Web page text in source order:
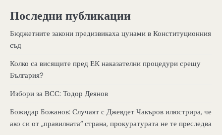
Последни публикации
Бюджетните закони предизвикаха цунами в Конституционния
съд
Колко са висящите пред ЕК наказателни процедури срещу
България?
Избори за ВСС: Тодор Деянов
Божидар Божанов: Случаят с Джевдет Чакъров илюстрира, че
ако си от „правилната“ страна, прокуратурата не те преследва